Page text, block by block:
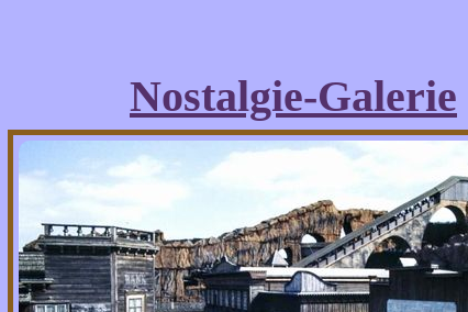
Nostalgie-Galerie